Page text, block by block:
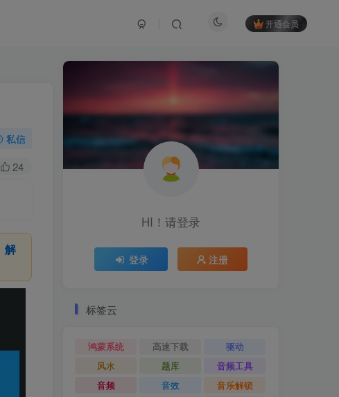
开通会员
私信
24
解
HI！请登录
登录 注册
标签云
鸿蒙系统 高速下载
驱动
风水
题库
音频工具
音频
音效
音乐解锁